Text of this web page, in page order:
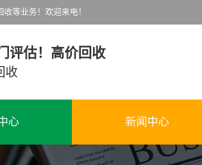
等业务！欢迎来电！
评估！高价回收
收
心 新闻中心